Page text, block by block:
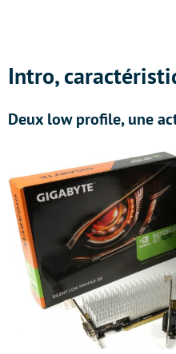
Intro,
Deux low profile, une